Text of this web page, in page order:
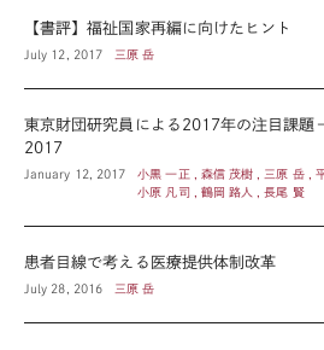
【書評】福祉国家再編に向けたヒント
July 12, 2017 三原 岳
東京財団研究員による2017年の注目課
2017
January 12, 2017
小黒 一正 , 森信 茂樹 , 三原 岳 ,
小原 凡司 , 鶴岡 路人 , 長尾 賢
患者目線で考える医療提供体制改革
July 28, 2016 三原 岳